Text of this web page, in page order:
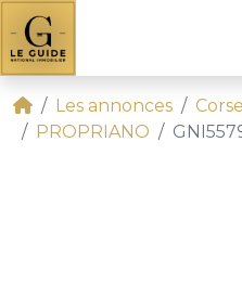
Les annonces Corse
PROPRIANO